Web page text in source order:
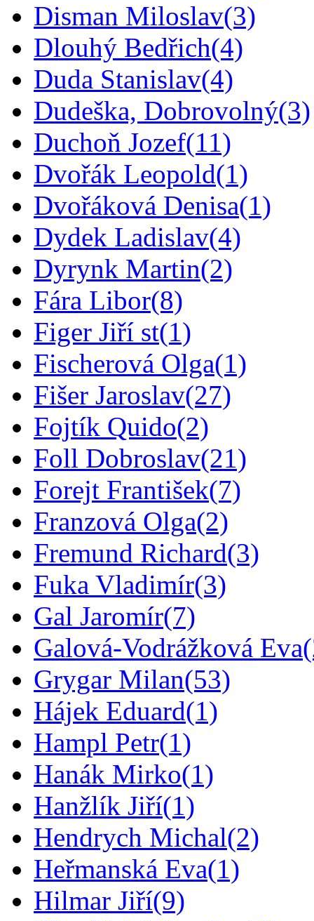
Disman Miloslav(3)
Dlouhý Bedřich(4)
Duda Stanislav(4)
Dudeška, Dobrovolný(3)
Duchoň Jozef(11)
Dvořák Leopold(1)
Dvořáková Denisa(1)
Dydek Ladislav(4)
Dyrynk Martin(2)
Fára Libor(8)
Figer Jiří st(1)
Fischerová Olga(1)
Fišer Jaroslav(27)
Fojtík Quido(2)
Foll Dobroslav(21)
Forejt František(7)
Franzová Olga(2)
Fremund Richard(3)
Fuka Vladimír(3)
Gal Jaromír(7)
Galová-Vodrážková Eva
Grygar Milan(53)
Hájek Eduard(1)
Hampl Petr(1)
Hanák Mirko(1)
Hanžlík Jiří(1)
Hendrych Michal(2)
Heřmanská Eva(1)
Hilmar Jiří(9)